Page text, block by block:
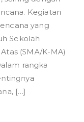
Kegiatan
yang
Sekolah
(SMA/K-MA)
rangka
[…]